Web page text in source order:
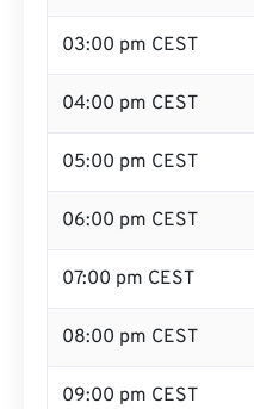
03:00 pm CEST
04:00 pm CEST
05:00 pm CEST
06:00 pm CEST
07:00 pm CEST
08:00 pm CEST
09:00 pm CEST